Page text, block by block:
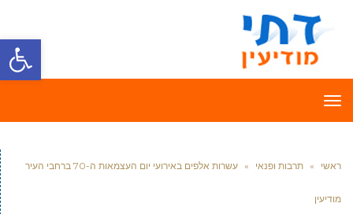
פתח
תפריט
ראשי » תרבות ופנאי » עשרות אלפים באירועי יום העצמאות ה-70 ברחבי העיר
מודיעין